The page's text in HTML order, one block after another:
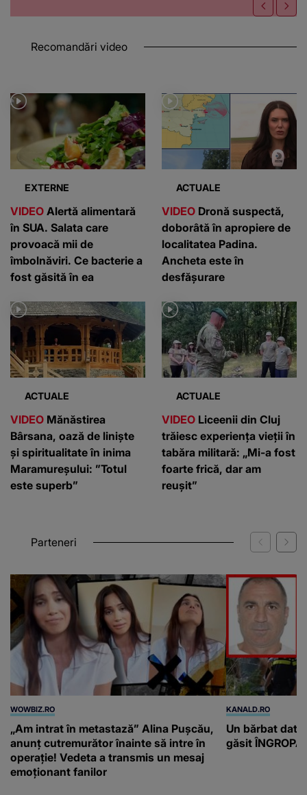
Recomandări video
EXTERNE
VIDEO Alertă alimentară
în SUA. Salata care
provoacă mii de
îmbolnăviri. Ce bacterie a
fost găsită în ea
ACTUALE
VIDEO Dronă suspectă,
doborâtă în apropiere de
localitatea Padina.
Ancheta este în
desfășurare
ACTUALE
VIDEO Mănăstirea
Bârsana, oază de liniște
și spiritualitate în inima
Maramureșului: ”Totul
este superb”
ACTUALE
VIDEO Liceenii din Cluj
trăiesc experiența vieții în
tabăra militară: „Mi-a fost
foarte frică, dar am
reușit”
Parteneri
WOWBIZ.RO
„Am intrat în metastază” Alina Pușcău,
anunț cutremurător înainte să intre în
operație! Vedeta a transmis un mesaj
emoționant fanilor
KANALD.RO
Un bărbat dat
găsit